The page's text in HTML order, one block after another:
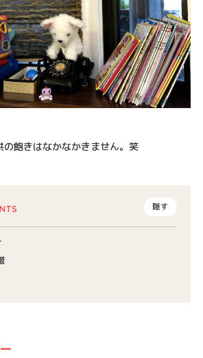
飽きはなかなかきません。笑
隠す